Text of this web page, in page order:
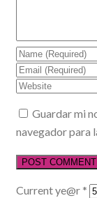
Guardar mi
navegador para
Current ye@r *